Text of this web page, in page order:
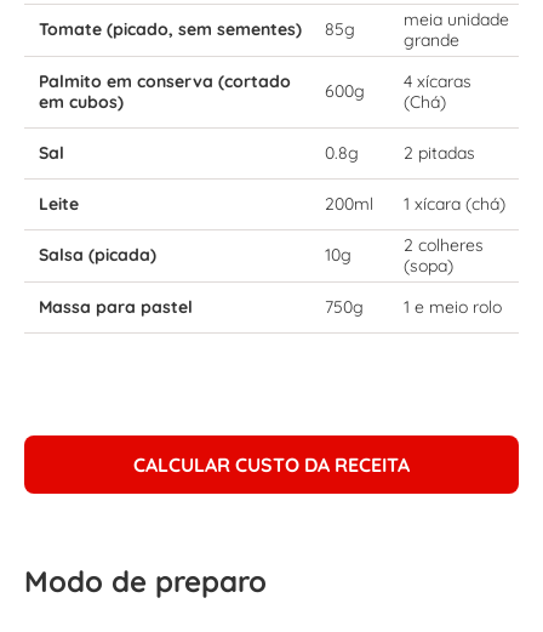
Tomate (picado, sem sementes)
85g
meia unidade
grande
Palmito em conserva (cortado
em cubos)
600g
4 xícaras
(Chá)
Sal 0.8g 2 pitadas
Leite 200ml 1 xícara (chá)
Salsa (picada) 10g
2 colheres
(sopa)
Massa para pastel
750g 1 e meio rolo
CALCULAR CUSTO DA RECEITA
Modo de preparo